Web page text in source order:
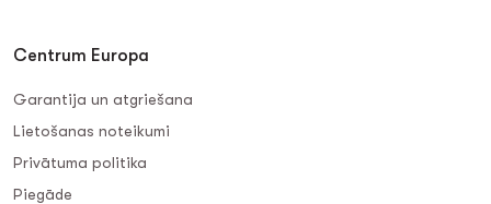
Centrum Europa
Garantija un atgriešana
Lietošanas noteikumi
Privātuma politika
Piegāde